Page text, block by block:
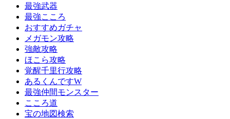
最強武器
最強こころ
おすすめガチャ
メガモン攻略
強敵攻略
ほこら攻略
覚醒千里行攻略
あるくんですW
最強仲間モンスター
こころ道
宝の地図検索